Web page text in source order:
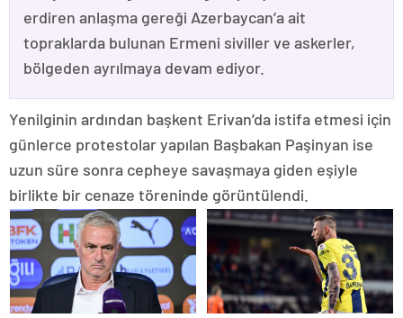
erdiren anlaşma gereği Azerbaycan’a ait
topraklarda bulunan Ermeni siviller ve askerler,
bölgeden ayrılmaya devam ediyor.
Yenilginin ardından başkent Erivan’da istifa etmesi için
günlerce protestolar yapılan Başbakan Paşinyan ise
uzun süre sonra cepheye savaşmaya giden eşiyle
birlikte bir cenaze töreninde görüntülendi.